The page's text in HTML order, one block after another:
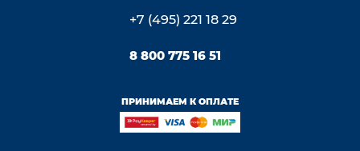
+7 (495) 221 18 29
8 800 775 16 51
ПРИНИМАЕМ К ОПЛАТЕ